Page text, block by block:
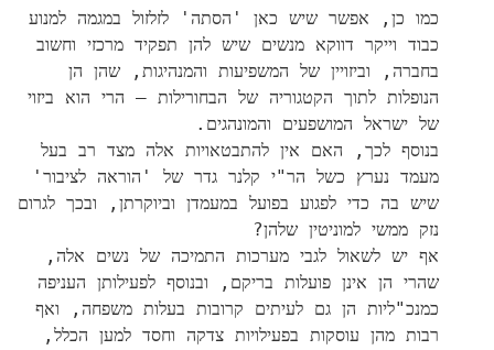
כמו כן, אפשר שיש כאן 'הסתה' לזלזול במגמה למנוע
כבוד וייקר דווקא מנשים שיש להן תפקיד מרכזי וחשוב
בחברה, וביזויין של המשפיעות והמנהיגות, שהן הן
הנופלות לתוך הקטגוריה של הבחורילות – הרי הוא ביזוי
של ישראל המושפעים והמונהגים.
בנוסף לכך, האם אין להתבטאויות אלה מצד רב בעל
מעמד נערץ כשל הר"י קלנר גדר של 'הוראה לציבור'
שיש בה כדי לפגוע בפועל במעמדן וביוקרתן, ובכך לגרום
נזק ממשי למוניטין שלהן?
אף יש לשאול לגבי מערכות התמיכה של נשים אלה,
שהרי הן אינן פועלות בריקם, ובנוסף לפעילותן העניפה
כמנכ"ליות הן גם לעיתים קרובות בעלות משפחה, ואף
רבות מהן עוסקות בפעילויות צדקה וחסד למען הכלל,